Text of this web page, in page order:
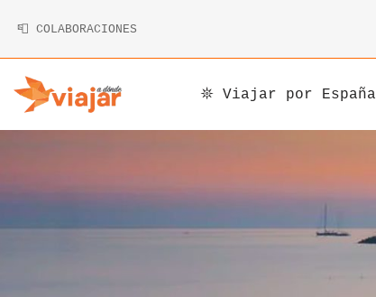
contenido
📮 COLABORACIONES
𖤓 Viajar por España
Brasil
China
Austria